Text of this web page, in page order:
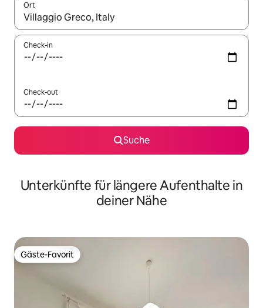
Ort
Wenn Ergebnisse verfügbar sind, navigiere mit den
Check-in
Check-out
Suche
Unterkünfte für längere Aufenthalte in
deiner Nähe
Gäste-Favorit
Gäste-Favorit